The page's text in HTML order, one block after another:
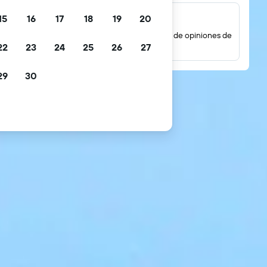
Millones de opiniones
Mira las puntuaciones basadas en millones de opiniones de
huéspedes reales.
16 17 18 19 20
23 24 25 26 27
30